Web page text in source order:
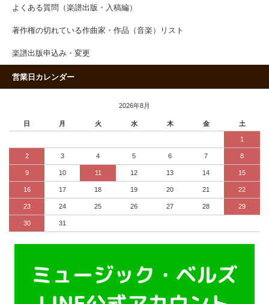
よくある質問（楽譜出版・入稿編）
著作権の切れている作曲家・作品（音楽）リスト
楽譜出版申込み・変更
営業日カレンダー
2026年8月
日 月 火 水 木 金 土
1
2 3 4 5 6 7 8
9 10 11 12 13 14 15
16 17 18 19 20 21 22
23 24 25 26 27 28 29
30 31